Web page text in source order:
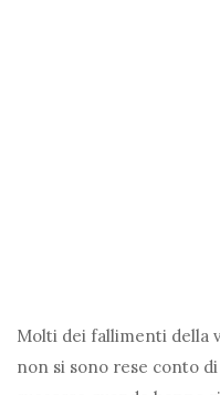
Molti dei fallimenti della
non si sono rese conto